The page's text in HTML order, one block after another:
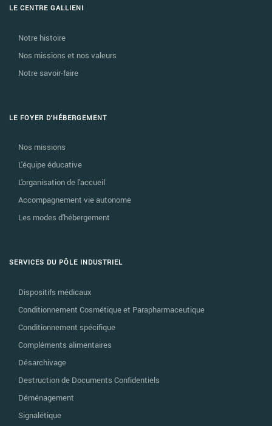
LE CENTRE GALLIENI
Notre histoire
Nos missions et nos valeurs
Notre savoir-faire
LE FOYER D'HÉBERGEMENT
Nos missions
L'équipe éducative
L'organisation de l'accueil
Accompagnement vie autonome
Les modes d'hébergement
SERVICES DU PÔLE INDUSTRIEL
Dispositifs médicaux
Conditionnement Cosmétique et Parapharmaceutique
Conditionnement spécifique
Compléments alimentaires
Désarchivage
Destruction de Documents Confidentiels
Déménagement
Signalétique